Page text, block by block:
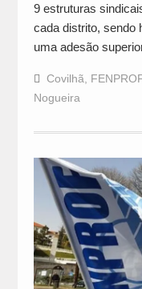
9 estruturas
cada distrito, sendo
uma adesão
Covilhã FENPROF
Nogueira